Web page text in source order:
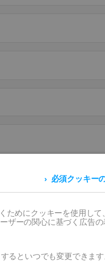
報を送信することにより、
報保護ポリシーを読み、承諾
されます。お客様の個人情
リシーに従って営業目的で
必須クッキー
ためにクッキーを使用して
ザーの関心に基づく広告の
るといつでも変更できま